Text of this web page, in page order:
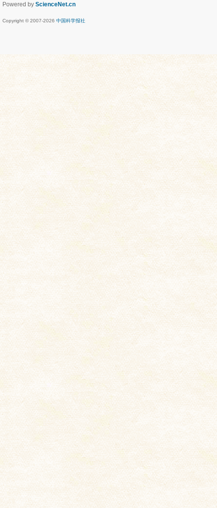
Powered by ScienceNet.cn
Copyright © 2007-2026 中国科学报社